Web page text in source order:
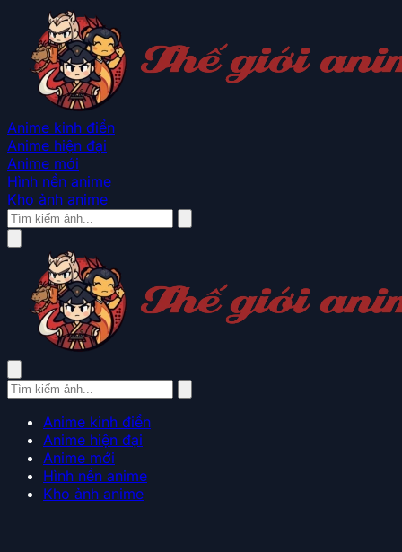
Anime kinh điển
Anime hiện đại
Anime mới
Hình nền anime
Kho ảnh anime
Anime kinh điển
Anime hiện đại
Anime mới
Hình nền anime
Kho ảnh anime